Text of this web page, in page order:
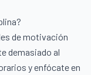
de motivación
demasiado al
y enfócate en